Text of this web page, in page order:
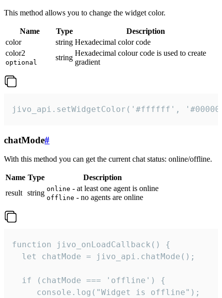
This method allows you to change the widget color.
Name Type
Description
color
string Hexadecimal color code
color2
optional
string
Hexadecimal colour code is used to create
gradient
jivo_api.setWidgetColor('#ffffff',
chatMode#
With this method you can get the current chat status: online/offline.
Name Type
Description
result string online - at least one agent is online
offline - no agents are online
function jivo_onLoadCallback() {
  let chatMode = jivo_api.chatMode();
  if (chatMode === 'offline') {
     console.log("Widget is offline");